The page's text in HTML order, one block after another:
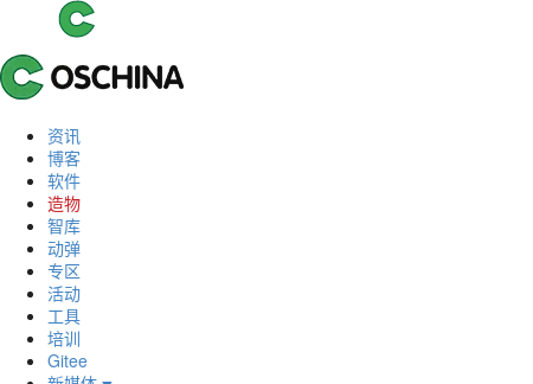
资讯
博客
软件
造物
智库
动弹
专区
活动
工具
培训
Gitee